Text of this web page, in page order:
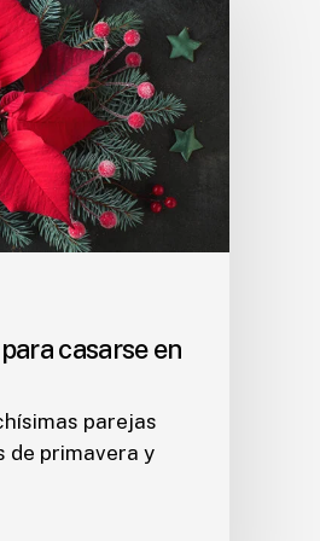
casarse en
parejas
de primavera y